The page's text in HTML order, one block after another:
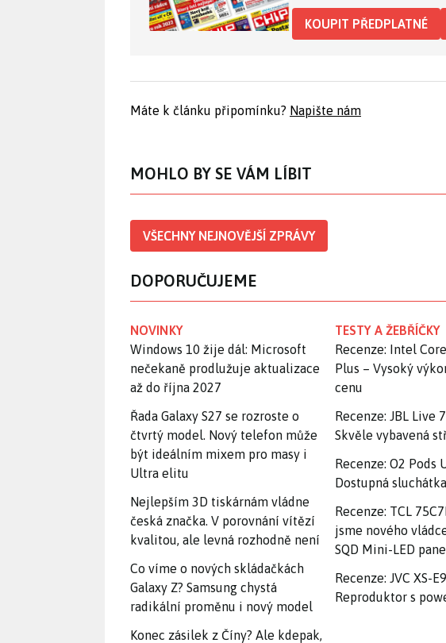
KOUPIT PŘEDPLATNÉ
Máte k článku připomínku? Napište nám
MOHLO BY SE VÁM LÍBIT
VŠECHNY NEJNOVĚJŠÍ ZPRÁVY
DOPORUČUJEME
NOVINKY
Windows 10 žije dál: Microsoft
nečekaně prodlužuje aktualizace
až do října 2027
Řada Galaxy S27 se rozroste o
čtvrtý model. Nový telefon může
být ideálním mixem pro masy i
Ultra elitu
Nejlepším 3D tiskárnám vládne
česká značka. V porovnání vítězí
kvalitou, ale levná rozhodně není
Co víme o nových skládačkách
Galaxy Z? Samsung chystá
radikální proměnu i nový model
Konec zásilek z Číny? Ale kdepak,
TESTY A ŽEBŘÍČKY
Recenze: Intel
Plus – Vysoký
cenu
Recenze: JBL Live
Skvěle vybavená
Recenze: O2 Pods
Dostupná
Recenze: TCL
jsme nového
SQD Mini-LED
Recenze: JVC XS-
Reproduktor s